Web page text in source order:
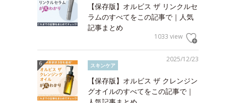
【保存版】オルビス ザ リンクルセ
ラムのすべてをこの記事で｜人気
記事まとめ
1033 view
2025/12/23
スキンケア
【保存版】オルビス ザ クレンジン
グオイルのすべてをこの記事で｜